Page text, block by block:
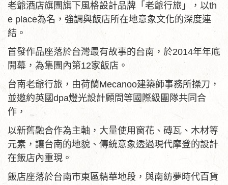
老爺酒店旗團旗下風格設計品牌「老爺行旅」，以th
e place為名，強調與飯店所在地意象文化的深度連
結。
首發作品座落於台灣最有故事的台南，於2014年年底
開幕，為集團內第12家飯店。
台南老爺行旅，由荷蘭Mecanoo建築師事務所操刀，
並邀約英國dpa燈光設計顧問等國際級團隊共同合
作，
以新舊融合作為主軸，大量使用窗花、磚瓦、木材等
元素，讓台南的地貌、傳統意象透過現代摩登的設計
在飯店內重現。
飯店座落於台南市東區精華地段，與南紡夢時代百貨